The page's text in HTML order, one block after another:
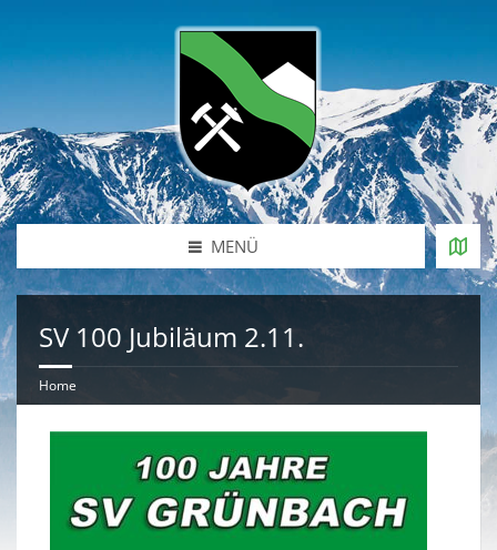
MENÜ
SV 100 Jubiläum 2.11.
Home